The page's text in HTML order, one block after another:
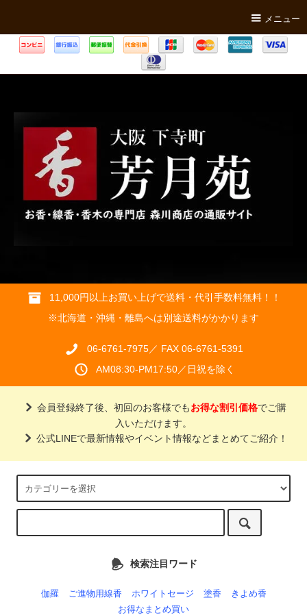
メニュー
11,000円以上お買い上げで送料・代引手数料無料！！
※北海道・沖縄・離島へは別途送料がかかります
06-6761-7975／ FAX 06-6761-5391
AM08:30-PM17:50／日祝を除く
会員登録終了後、初回のお客様でもお得な割引価格でご購
入いただけます。
公式LINEで最新情報やイベント情報などまとめてご紹介！
検索注目ワード
伽羅 ご進物用線香 ホワイトセージ 塗香
きよめ香
お得なまとめ買い